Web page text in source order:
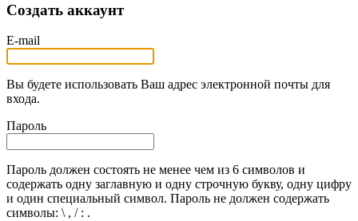
Создать аккаунт
E-mail
Вы будете использовать Ваш адрес электронной почты для
входа.
Пароль
Пароль должен состоять не менее чем из 6 символов и
содержать одну заглавную и одну строчную букву, одну цифру
и один специальный символ. Пароль не должен содержать
символы: \ , / : .